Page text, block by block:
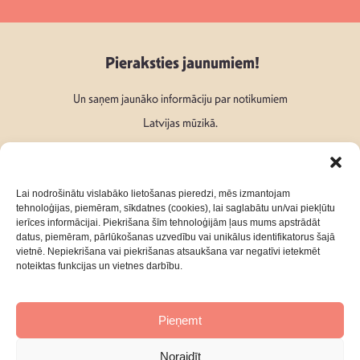
Lai nodrošinātu vislabāko lietošanas pieredzi, mēs izmantojam
tehnoloģijas, piemēram, sīkdatnes (cookies), lai saglabātu un/vai piekļūtu
ierīces informācijai. Piekrišana šīm tehnoloģijām ļaus mums apstrādāt
datus, piemēram, pārlūkošanas uzvedību vai unikālus identifikatorus šajā
vietnē. Nepiekrišana vai piekrišanas atsaukšana var negatīvi ietekmēt
noteiktas funkcijas un vietnes darbību.
Pieņemt
Noraidīt
Pieraksties jaunumiem!
Un saņem jaunāko informāciju par notikumiem
Latvijas mūzikā.
Seko mums:
Par mumsKontakti